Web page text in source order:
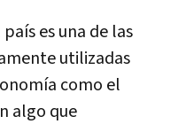
es una de las
utilizadas
como el
algo que